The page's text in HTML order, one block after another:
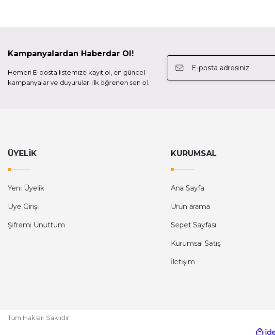
KODAK
Kodak 32GB Micro SD UHS-I C10 U1 V10 Kart + Adaptör (Sarı)
Kodak 64GB Micro SD UHS-I U3/V30/A1 Güvenlik Kamerası İçin Kart KI330
1.008,00 TL
Kampanyalardan Haberdar Ol!
Hemen E-posta listemize kayıt ol, en güncel
kampanyalar ve duyuruları ilk öğrenen sen ol.
ÜYELİK
Yeni Üyelik
Üye Girişi
Şifremi Unuttum
KURUMSAL
Ana Sayfa
Ürün arama
Sepet Sayfası
Kurumsal Satış
İletişim
Tüm Hakları Saklıdır